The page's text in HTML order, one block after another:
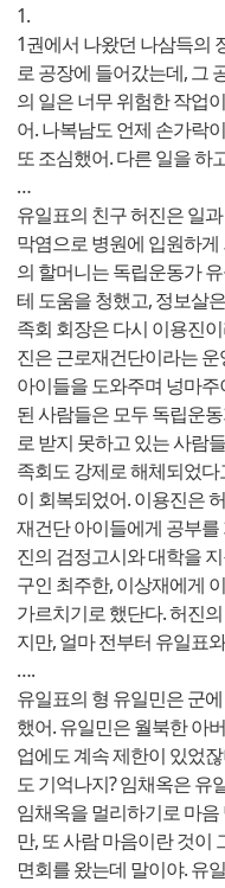
1.
1권에서 나왔던 나삼득의
로 공장에 들어갔는데, 그
의 일은 너무 위험한 작업
어. 나복남도 언제 손가락
또 조심했어. 다른 일을 하
…
유일표의 친구 허진은 일
막염으로 병원에 입원하
의 할머니는 독립운동가
테 도움을 청했고, 정보살
족회 회장은 다시 이용진
진은 근로재건단이라는
아이들을 도와주며 넝마
된 사람들은 모두 독립운
로 받지 못하고 있는 사람
족회도 강제로 해체되었
이 회복되었어. 이용진은
재건단 아이들에게 공부를
진의 검정고시와 대학을
구인 최주한, 이상재에게
가르치기로 했단다. 허진
지만, 얼마 전부터 유일표
….
유일표의 형 유일민은 군
했어. 유일민은 월북한 아
업에도 계속 제한이 있었
도 기억나지? 임채옥은 유
임채옥을 멀리하기로 마
만, 또 사람 마음이란 것이
면회를 왔는데 말이야. 유